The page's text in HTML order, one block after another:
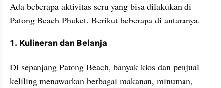
Ada beberapa aktivitas seru yang bisa dilakukan di
Patong Beach Phuket. Berikut beberapa di antaranya.
1. Kulineran dan Belanja
Di sepanjang Patong Beach, banyak kios dan penjual
keliling menawarkan berbagai makanan, minuman,